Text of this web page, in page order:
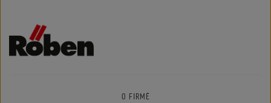
O FIRMĚ